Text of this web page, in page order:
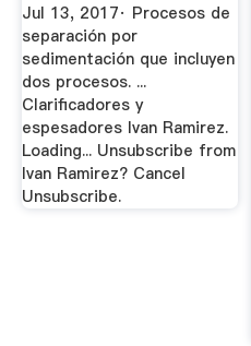
Jul 13, 2017· Procesos de
separación por
sedimentación que incluyen
dos procesos. ...
Clarificadores y
espesadores Ivan Ramirez.
Loading... Unsubscribe from
Ivan Ramirez? Cancel
Unsubscribe.